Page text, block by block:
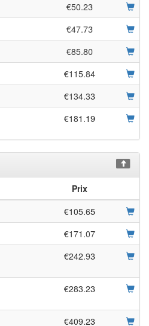
€50.23
€47.73
€85.80
€115.84
€134.33
€181.19
Prix
€105.65
€171.07
€242.93
€283.23
€409.23